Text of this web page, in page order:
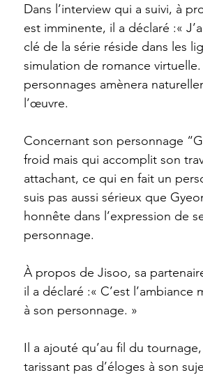
Dans l’interview qui a suivi, à
est imminente, il a déclaré :«
clé de la série réside dans les
simulation de romance
personnages amènera
l’œuvre.
Concernant son personnage
froid mais qui accomplit son
attachant, ce qui en fait un
suis pas aussi sérieux que
honnête dans l’expression de
personnage.
À propos de Jisoo, sa
il a déclaré :« C’est
à son personnage. »
Il a ajouté qu’au fil du
tarissant pas d’éloges à son